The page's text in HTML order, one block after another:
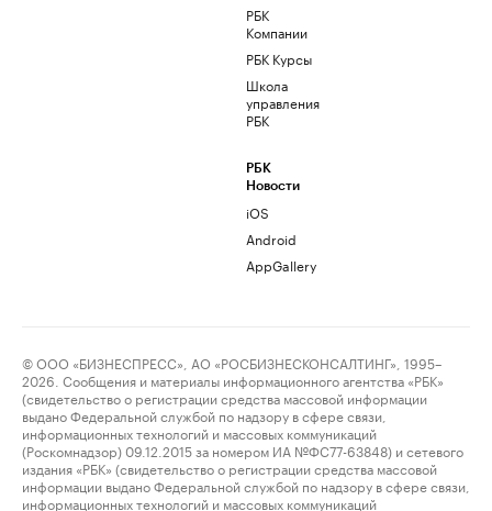
РБК
Компании
РБК Курсы
Школа
управления
РБК
РБК
Новости
iOS
Android
AppGallery
© ООО «БИЗНЕСПРЕСС», АО «РОСБИЗНЕСКОНСАЛТИНГ», 1995–
2026. Сообщения и материалы информационного агентства «РБК»
(свидетельство о регистрации средства массовой информации
выдано Федеральной службой по надзору в сфере связи,
информационных технологий и массовых коммуникаций
(Роскомнадзор) 09.12.2015 за номером ИА №ФС77-63848) и сетевого
издания «РБК» (свидетельство о регистрации средства массовой
информации выдано Федеральной службой по надзору в сфере связи,
информационных технологий и массовых коммуникаций